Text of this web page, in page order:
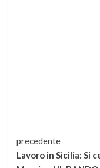
Continua
precedente
Lavoro in Sicilia: Si